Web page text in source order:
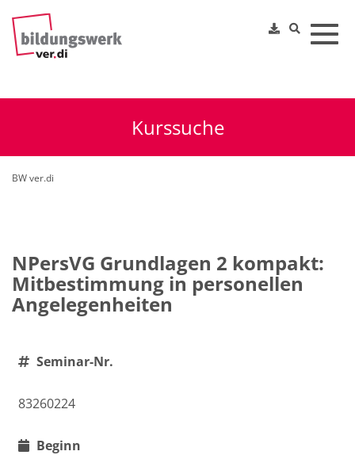
Kurssuche
BW ver.di
NPersVG Grundlagen 2 kompakt:
Mitbestimmung in personellen
Angelegenheiten
Seminar-Nr.
83260224
Beginn